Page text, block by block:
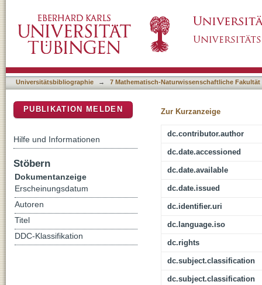
von Geschlechtseffekten
Universitätsbibliographie → 7 Mathematisch-Naturwissenschaftliche Fakultät
Zur Kurzanzeige
dc.contributor.author
dc.date.accessioned
dc.date.available
dc.date.issued
dc.identifier.uri
dc.language.iso
dc.rights
dc.subject.classification
dc.subject.classification
PUBLIKATION MELDEN
Hilfe und Informationen
Stöbern
Dokumentanzeige
Erscheinungsdatum
Autoren
Titel
DDC-Klassifikation